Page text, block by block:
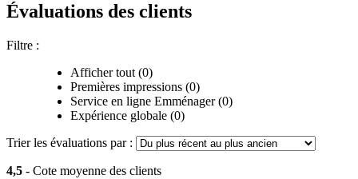
Évaluations des clients
Filtre :
Afficher tout (0)
Premières impressions (0)
Service en ligne Emménager (0)
Expérience globale (0)
Trier les évaluations par :
4,5 - Cote moyenne des clients